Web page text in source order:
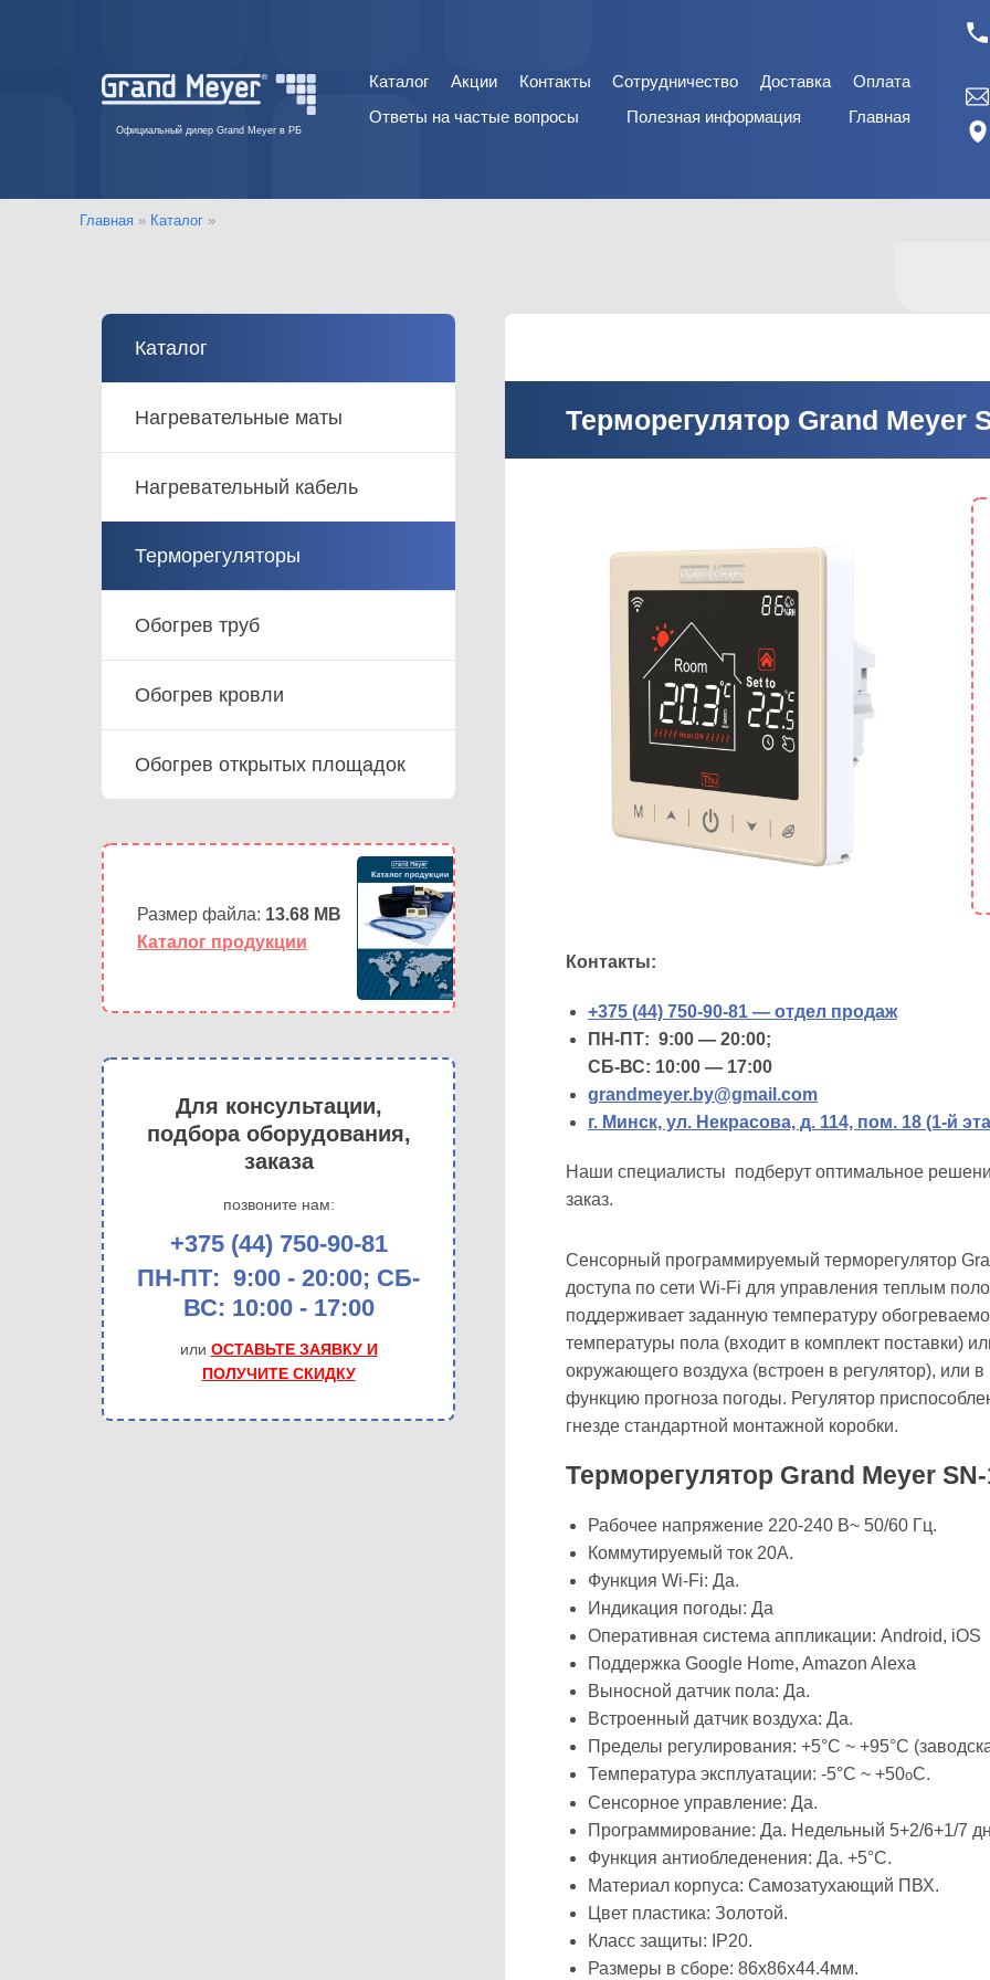
Официальный дилер Grand Meyer в РБ
Каталог Акции Контакты Сотрудничество Доставка
Оплата
Ответы на частые вопросы
Полезная информация Главная
Главная » Каталог »
Каталог
Нагревательные маты
Нагревательный кабель
Терморегуляторы
Обогрев труб
Обогрев кровли
Обогрев открытых площадок
Размер файла: 13.68 MB
Каталог продукции
Для консультации,
подбора оборудования,
заказа
позвоните нам:
+375 (44) 750-90-81
ПН-ПТ: 9:00 - 20:00; СБ-
ВС: 10:00 - 17:00
или ОСТАВЬТЕ ЗАЯВКУ И
ПОЛУЧИТЕ СКИДКУ
Терморегулятор Grand Meyer
Контакты:
+375 (44) 750-90-81 — отдел продаж
ПН-ПТ: 9:00 — 20:00;
СБ-ВС: 10:00 — 17:00
grandmeyer.by@gmail.com
г. Минск, ул. Некрасова, д. 114, пом. 18 (1-й
Наши специалисты подберут оптимальное
заказ.
Сенсорный программируемый терморегулятор
доступа по сети Wi-Fi для управления теплым
поддерживает заданную температуру
температуры пола (входит в комплект поставки)
окружающего воздуха (встроен в регулятор), или
функцию прогноза погоды. Регулятор
гнезде стандартной монтажной коробки.
Терморегулятор Grand Meyer
Рабочее напряжение 220-240 В~ 50/60 Гц.
Коммутируемый ток 20А.
Функция Wi-Fi: Да.
Индикация погоды: Да
Оперативная система аппликации: Android, iOS
Поддержка Google Home, Amazon Alexa
Выносной датчик пола: Да.
Встроенный датчик воздуха: Да.
Пределы регулирования: +5°C ~ +95°C
Температура эксплуатации: -5°C ~ +50оС.
Сенсорное управление: Да.
Программирование: Да. Недельный 5+2/6+1/7
Функция антиобледенения: Да. +5°C.
Материал корпуса: Самозатухающий ПВХ.
Цвет пластика: Золотой.
Класс защиты: IP20.
Размеры в сборе: 86х86х44.4мм.